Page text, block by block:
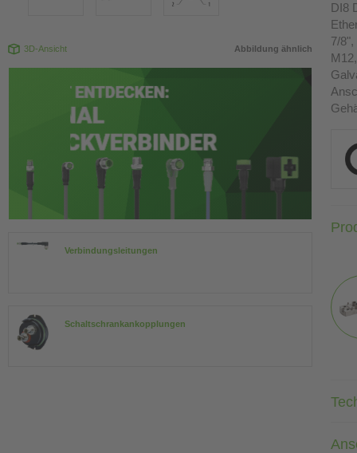
3D-Ansicht Abbildung ähnlich
Verbindungsleitungen
Schaltschrankankopplungen
DI8
7/